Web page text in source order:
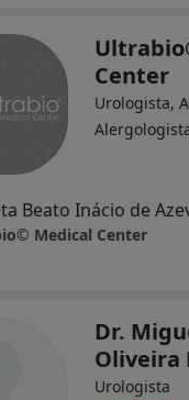
Center
Urologista,
Medical Center
Dr.
Oliveira
Urologista